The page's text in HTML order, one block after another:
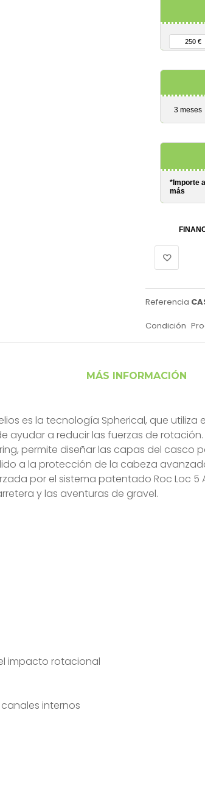
90 €
250 €
3 meses
*Importe
más
Referencia
Condición
MÁS INFORMACIÓN
es la tecnología Spherical, que
ayudar a reducir las fuerzas de
permite diseñar las capas del
a la protección de la cabeza
por el sistema patentado Roc Loc
y las aventuras de gravel.
impacto rotacional
canales internos